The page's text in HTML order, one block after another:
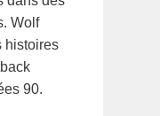
Wolf
histoires
90.